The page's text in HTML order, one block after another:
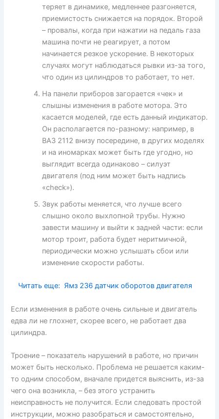
теряет в динамике, медленнее разгоняется,
приемистость снижается на порядок. Второй
– провалы, когда при нажатии на педаль газа
машина почти не реагирует, а потом
начинается резкое ускорение. В некоторых
случаях могут наблюдаться рывки из-за того,
что один из цилиндров то работает, то нет.
На панели приборов загорается «чек» и
слышны изменения в работе мотора. Это
касается моделей, где есть данный индикатор.
Он располагается по-разному: например, в
ВАЗ 2112 внизу посередине, в других моделях
и на иномарках может быть где угодно, но
выглядит всегда одинаково – силуэт
двигателя (под ним может быть надпись
«check»).
Звук работы меняется, что лучше всего
слышно около выхлопной трубы. Нужно
завести машину и выйти к задней части: если
мотор троит, работа будет неритмичной,
периодически можно услышать сбои или
изменение скорости работы.
Читать еще: Ямз 236 датчик оборотов двигателя
Если изменения в работе очень сильные и двигатель
едва ли не глохнет, скорее всего, не работает два
цилиндра.
Троение – показатель нарушений в работе, но причин
может быть несколько. Проблема не решается каким-
то одним способом, вначале придется выяснить, из-за
чего она возникла, – без этого устранить
неисправность не получится. Если следовать простой
инструкции, можно разобраться и самостоятельно,